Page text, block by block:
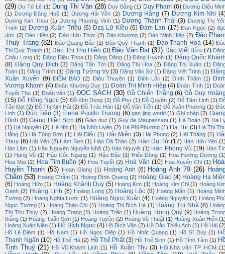
(29) Du Tử Lê (1) Dung Thị Vân (28) Duy Bằng (1) Duy Phạm (6) Dương Diệu
(1)
Dương Đăng Huệ (1) Dương Hải Yến (2) Dương Hằng (7) Dương Kim Nhi
Dương Kim Thoa (1) Dương Phương Vinh (1) Dương Thành Thái (3) Dương Thị
Trinh (2) Dương Xuân Triều (6) Dzạ Lữ Kiều (6) Đàm Lan (17) Đan Ngọc (2)
đức (2) Đào Hiền (2) Đào Hữu Thức (2) Đào Khương (2) Đào Minh Hiệp (2) Đào
Thuỳ Trang (82) Đào Quang Bắc (1) Đào Quý Thạnh (1) Đào Thanh Hoà (14)
Thị Quý Thanh (1) Đào Thị Thu Hiền (3) Đào Văn Đạt (31) Đào Viết Bửu (7)
Châu Long (1) Đặng Diệu Thoa (1) Đăng Đăng (1) Đăng Huỳnh (1) Đặng Quốc
(8) Đặng Quý Địch (3) Đặng Tấn Tới (2) Đặng Thị Hoa (2) Đặng Thị Xuân (1)
Toán (1) Đăng Trình (1) Đặng Tường Vy (3) Đặng Văn Sử (1) Đặng Việt Trinh (1)
Xuân Xuyến (9) ĐIỂM BÁO (2) Điêu Thuyền (1) Đinh Lốc (2) Đình Thậm (1)
Vương Khanh (4) Đoàn Khương Duy (1) Đoàn Thị Minh Hiệp (4) Đoàn Tình (1)
Tuyết Thu (1) Đoản văn (1) ĐỌC SÁCH (30) Đỗ Chiến Thắng (6) Đỗ Duy
(15) Đỗ Hồng Ngọc (5) Đỗ KIm Dung (1) Đỗ Phu (1) Đỗ Quyên (2) Đỗ Tâm Linh (1)
Tấn Đạt (2) Đỗ Thị Kim Hải (2) Đỗ Trúc Hàn (1) Đỗ Văn Tiến (1) Đỗ Xuân Phương (1)
Linh (1) Đức Tiên (3) Elena Pucillo Truong (6) gan jing world (1) Ghi chép (2)
Đình (8) Giang Hiền Sơn (6) Giáo dục (1) Guy de Maupassant (1) Hà Đoàn (2) Hạ
(1) Hà Nguyên (2) Hà Nhi (1) Hà Nhữ Uyên (2) Hà Phi Phượng (1) Hạ Thi (3) Hà Thị
Hằng (1) Hà Tùng Sơn (1) Hải Điểu (1) Hải Miên (3) Hải Phong (2) Hải Thăng (1)
Thuỵ (6) Hải Yến (2) Hàm Sơn (1) Hàn Dã Thảo (2) Hàn Du Tử (17) Hàn Hữu Yên
Hàn Lâm (1) Hãn Nguyên Nguyễn Nhã (1) Hàn Nguyệt (1) Hàn Phong Vũ (19) Hàn
(1) Hạng Vũ (1) Hậu Cốc Ngang (1) Hậu Đậu (1) Hiếu Dũng (1) Hoa Hướng Dương
Hoa Mai (2) Hoa Tím Buồn (4) Hoa Tuyết (2) Hoà Văn (10) Hoa Xuyến Chi (1)
Huyền Thanh (53) Hoan Giang (1) Hoàng Anh (6) Hoàng Anh 79 (26)
Chẩm (53) Hoàng Chẫm (1) Hoàng Đình Quang (2) Hoàng Giao (4) Hoàng Hạ
(6) Hoàng Hữu (1) Hoàng Khánh Duy (5) Hoàng Kim (1) Hoàng Kim Chi (1) Hoàng
Oanh (2) Hoàng Linh (6) Hoàng Long (2) Hoàng Lộc (8) Hoàng Mẫn (1) Hoàng
Tường (2) Hoàng Nghĩa Lược (1) Hoàng Ngọc Xuân (4) Hoàng Nguyên (1) Hoàng
Ngọc Tường (1) Hoàng Thảo Chi (1) Hoàng Thị Bích Hà (1) Hoàng Thị Nhã (8)
Thị Thu Thủy (2) Hoàng Trang (1) Hoàng Trần (1) Hoàng Trọng Quý (9) Hoàng
thắng (1) Hoàng Tuấn Sơn (1) Hoàng Tuyên (2) Hoàng Vũ Thuật (1) Hoàng Xuân Hiến
Hoàng Xuân Niên (1) Hồ Bích Ngọc (4) Hồ Bích Vân (2) Hồ Đắc Thiếu Anh (1) Hồ Hải
Hồ Lê Diêm (1) Hồ Nam (1) Hồ Ngọc Diệp (1) Hồ Nhật Quang (1) Hồ Sĩ Duy (1)
Thanh Ngân (10) Hồ Thế Hà (2) Hồ Thế Phất (3) Hồ Thế Sinh (1) Hồ Tĩnh Tâm (1)
Tịnh Thuỷ (21) Hồ Vũ Khánh Linh (1) Hồ Xuân Thu (3) Hội Nhà văn TP. HCM